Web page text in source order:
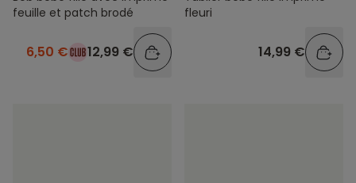
feuille et patch brodé
6,50 € 12,99 €
fleuri
14,99 €